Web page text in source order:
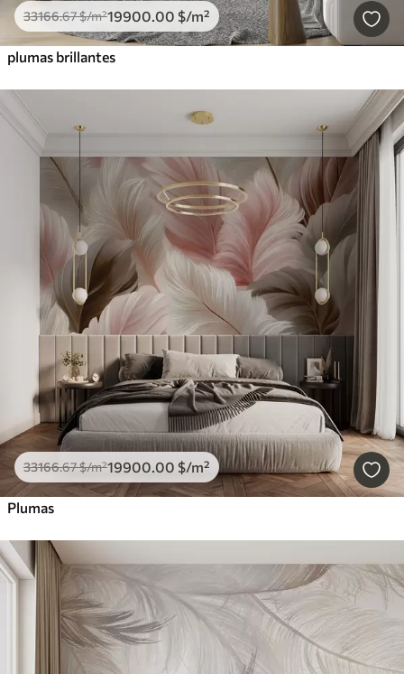
33166.67$/m²19900.00 $/m²
plumas brillantes
33166.67$/m²19900.00 $/m²
Plumas